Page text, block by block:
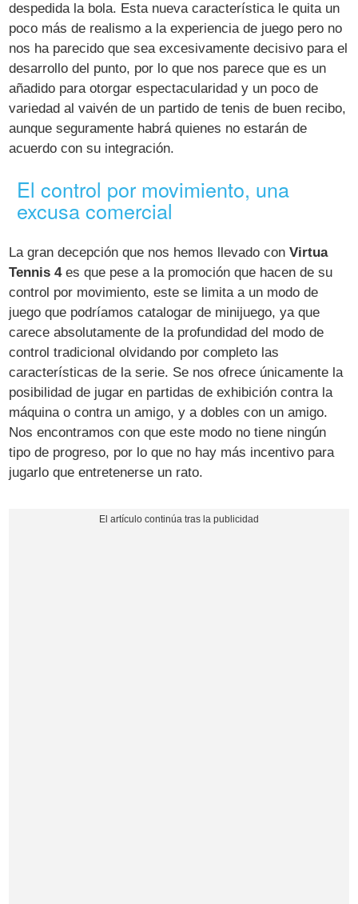
despedida la bola. Esta nueva característica le quita un
poco más de realismo a la experiencia de juego pero no
nos ha parecido que sea excesivamente decisivo para el
desarrollo del punto, por lo que nos parece que es un
añadido para otorgar espectacularidad y un poco de
variedad al vaivén de un partido de tenis de buen recibo,
aunque seguramente habrá quienes no estarán de
acuerdo con su integración.
El control por movimiento, una
excusa comercial
La gran decepción que nos hemos llevado conVirtua
Tennis 4es que pese a la promoción que hacen de su
control por movimiento, este se limita a un modo de
juego que podríamos catalogar de minijuego, ya que
carece absolutamente de la profundidad del modo de
control tradicional olvidando por completo las
características de la serie. Se nos ofrece únicamente la
posibilidad de jugar en partidas de exhibición contra la
máquina o contra un amigo, y a dobles con un amigo.
Nos encontramos con que este modo no tiene ningún
tipo de progreso, por lo que no hay más incentivo para
jugarlo que entretenerse un rato.